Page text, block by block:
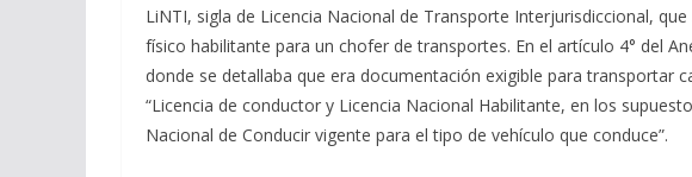
LiNTI, sigla de Licencia Nacional de Transporte Interjurisdiccional,
físico habilitante para un chofer de transportes. En el artículo 4° del
donde se detallaba que era documentación exigible para transportar
“Licencia de conductor y Licencia Nacional Habilitante, en los
Nacional de Conducir vigente para el tipo de vehículo que conduce”.